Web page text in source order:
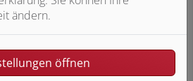
erzeugt. So lassen sich
bis zu 30 Prozent
ändern.
öffnen